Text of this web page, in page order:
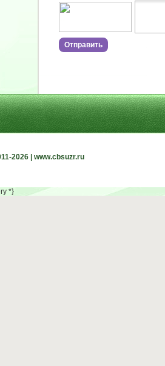
| www.cbsuzr.ru
2026 | www.cbsuzr.ru
*}